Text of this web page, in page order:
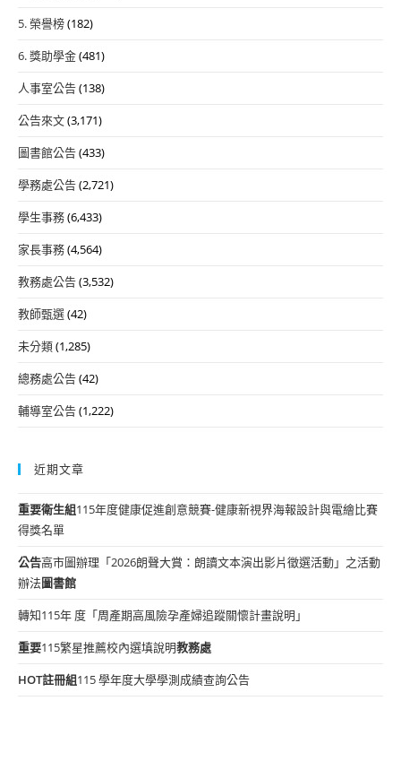
5. 榮譽榜(182)
6. 獎助學金(481)
人事室公告(138)
公告來文(3,171)
圖書館公告(433)
學務處公告(2,721)
學生事務(6,433)
家長事務(4,564)
教務處公告(3,532)
教師甄選(42)
未分類(1,285)
總務處公告(42)
輔導室公告(1,222)
近期文章
重要衛生組115年度健康促進創意競賽-健康新視界海報設計與電繪比賽
得獎名單
公告高市圖辦理「2026朗聲大賞：朗讀文本演出影片徵選活動」之活動
辦法圖書館
轉知115年 度「周產期高風險孕產婦追蹤關懷計畫說明」
重要115繁星推薦校內選填說明教務處
HOT註冊組115 學年度大學學測成績查詢公告